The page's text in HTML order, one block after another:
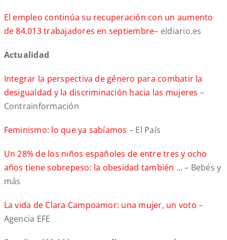
El empleo continúa su recuperación con un aumento
de 84.013 trabajadores en septiembre– eldiario.es
Actualidad
Integrar la perspectiva de género para combatir la
desigualdad y la discriminación hacia las mujeres –
Contrainformación
Feminismo: lo que ya sabíamos – El País
Un 28% de los niños españoles de entre tres y ocho
años tiene sobrepeso: la obesidad también …– Bebés y
más
La vida de Clara Campoamor: una mujer, un voto–
Agencia EFE